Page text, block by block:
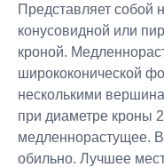
Представляет собой
конусовидной или
кроной.
ширококонической
несколькими
при диаметре кроны
медленнорастущее.
обильно. Лучшее